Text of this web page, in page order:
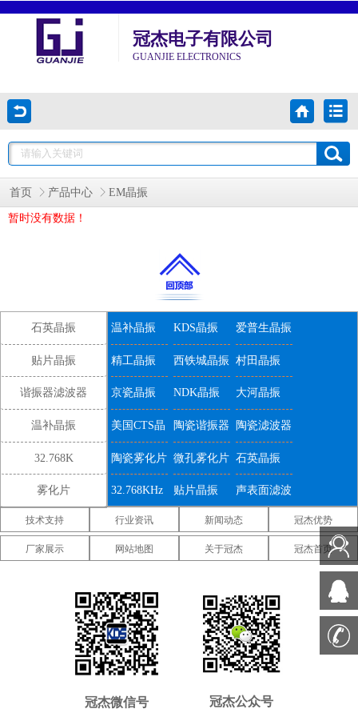
冠杰电子有限公司
GUANJIE ELECTRONICS
首页 产品中心 EM晶振
暂时没有数据！
石英晶振
贴片晶振
谐振器滤波器
温补晶振
32.768K
雾化片
温补晶振 KDS晶振 爱普生晶振
精工晶振 西铁城晶振 村田晶振
京瓷晶振 NDK晶振 大河晶振
美国CTS晶
振
陶瓷谐振器 陶瓷滤波器
陶瓷雾化片 微孔雾化片 石英晶振
32.768KHz 贴片晶振 声表面滤波
器
IDT晶振 微晶晶振 康纳温菲尔
德晶振
高利奇晶振 Jauch晶振 Abracon晶
振
美国拉隆晶
振
美国格林雷
工业晶振
美国SiTime
晶振
美国 美国Statek 新西兰瑞康
技术支持 行业资讯 新闻动态 冠杰优势
厂家展示 网站地图 关于冠杰 冠杰首页
冠杰微信号 冠杰公众号